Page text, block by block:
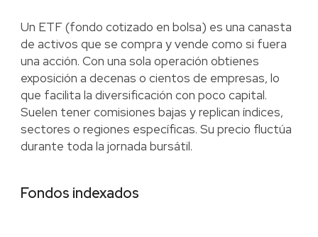
Un ETF (fondo cotizado en bolsa) es una canasta
de activos que se compra y vende como si fuera
una acción. Con una sola operación obtienes
exposición a decenas o cientos de empresas, lo
que facilita la diversificación con poco capital.
Suelen tener comisiones bajas y replican índices,
sectores o regiones específicas. Su precio fluctúa
durante toda la jornada bursátil.
Fondos indexados